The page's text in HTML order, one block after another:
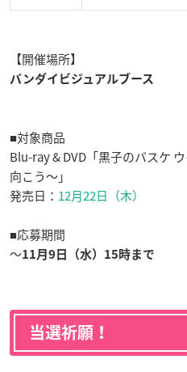
【開催場所】
バンダイビジュアルブース
■対象商品
Blu-ray & DVD「黒子のバスケ
向こう～」
発売日： 12月22日（木）
■応募期間
～11月9日（水）15時まで
当選祈願！